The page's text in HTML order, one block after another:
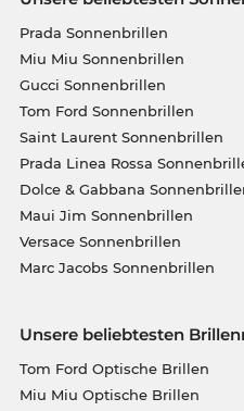
Prada Sonnenbrillen
Miu Miu Sonnenbrillen
Gucci Sonnenbrillen
Tom Ford Sonnenbrillen
Saint Laurent Sonnenbrillen
Prada Linea Rossa
Dolce & Gabbana
Maui Jim Sonnenbrillen
Versace Sonnenbrillen
Marc Jacobs Sonnenbrillen
Unsere beliebtesten
Tom Ford Optische Brillen
Miu Miu Optische Brillen